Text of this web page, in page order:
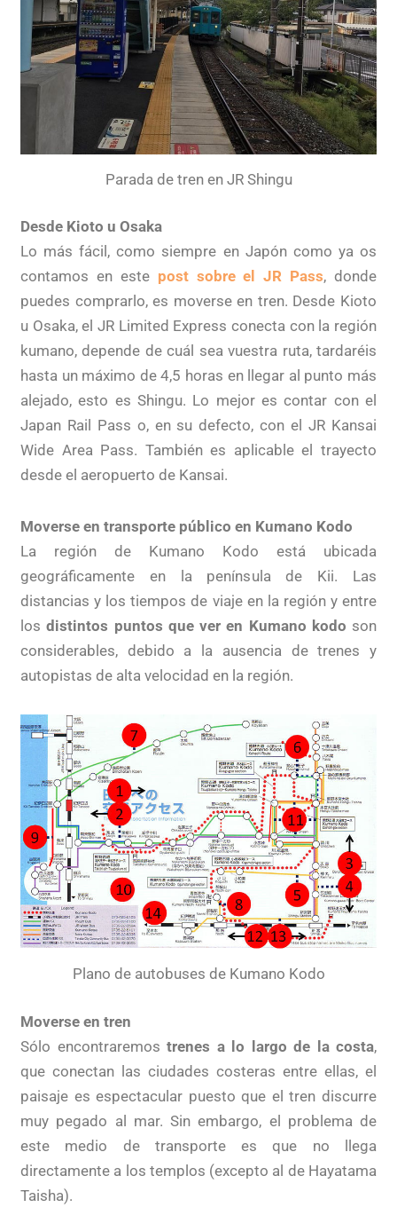
Parada de tren en JR Shingu
Desde Kioto u Osaka
Lo más fácil, como siempre en Japón como ya os
contamos en este post sobre el JR Pass, donde
puedes comprarlo, es moverse en tren. Desde Kioto
u Osaka, el JR Limited Express conecta con la región
kumano, depende de cuál sea vuestra ruta, tardaréis
hasta un máximo de 4,5 horas en llegar al punto más
alejado, esto es Shingu. Lo mejor es contar con el
Japan Rail Pass o, en su defecto, con el JR Kansai
Wide Area Pass. También es aplicable el trayecto
desde el aeropuerto de Kansai.
Moverse en transporte público en Kumano Kodo
La región de Kumano Kodo está ubicada
geográficamente en la península de Kii. Las
distancias y los tiempos de viaje en la región y entre
losdistintos puntos que ver en Kumano kodo son
considerables, debido a la ausencia de trenes y
autopistas de alta velocidad en la región.
Plano de autobuses de Kumano Kodo
Moverse en tren
Sólo encontraremos trenes a lo largo de la costa,
que conectan las ciudades costeras entre ellas, el
paisaje es espectacular puesto que el tren discurre
muy pegado al mar. Sin embargo, el problema de
este medio de transporte es que no llega
directamente a los templos (excepto al de Hayatama
Taisha).